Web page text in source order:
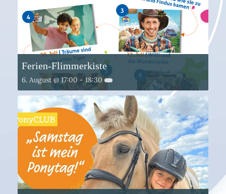
Ferien-Flimmerkiste
6. August @ 17:00 -18:30